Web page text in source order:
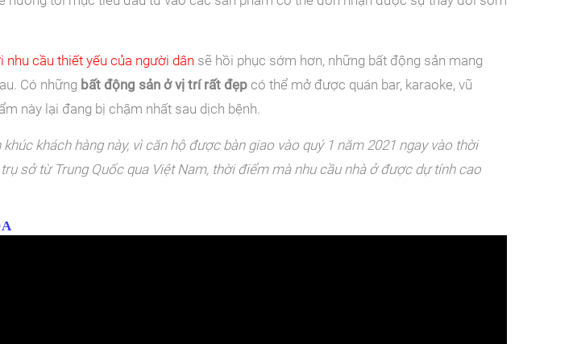
cầu thiết yếu của người dân sẽ hồi phục sớm hơn, những bất động sản mang
Có những bất động sản ở vị trí rất đẹp có thể mở được quán bar, karaoke, vũ
này lại đang bị chậm nhất sau dịch bệnh.
khách hàng này, vì căn hộ được bàn giao vào quý 1 năm 2021 ngay vào thời
sở từ Trung Quốc qua Việt Nam, thời điểm mà nhu cầu nhà ở được dự tính cao